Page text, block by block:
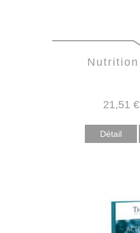
21,51 €
Détail